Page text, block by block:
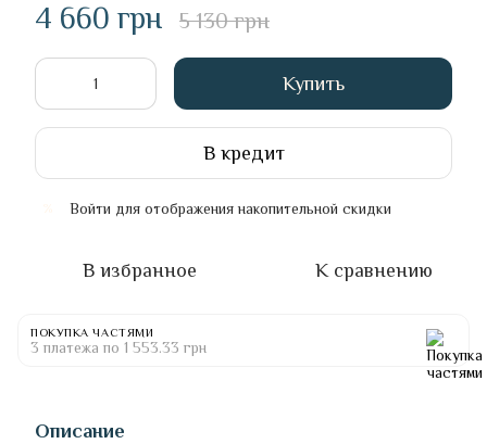
4 660 грн 5 130 грн
Купить
В кредит
Войти для отображения накопительной скидки
В избранное К сравнению
ПОКУПКА ЧАСТЯМИ
3 платежа по 1 553.33 грн
Описание